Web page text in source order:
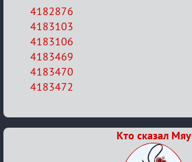
Re:
Обсуждение
Охоты
скальпами
4182876
4183103
4183106
4183469
4183470
4183472
Кто сказал Мяу